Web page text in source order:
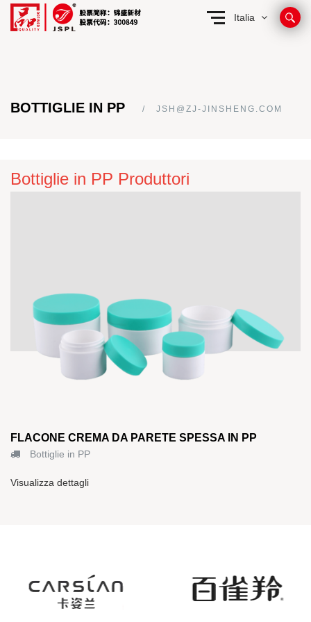
Italia
BOTTIGLIE IN PP JSH@ZJ-JINSHENG.COM
Bottiglie in PP Produttori
FLACONE CREMA DA PARETE SPESSA IN PP
Bottiglie in PP
Visualizza dettagli